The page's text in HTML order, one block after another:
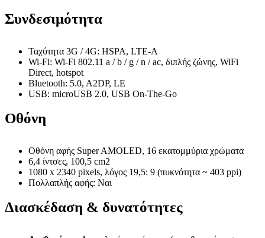
Συνδεσιμότητα
Ταχύτητα 3G / 4G: HSPA, LTE-A
Wi-Fi: Wi-Fi 802.11 a / b / g / n / ac, διπλής ζώνης, WiFi
Direct, hotspot
Bluetooth: 5.0, A2DP, LE
USB: microUSB 2.0, USB On-The-Go
Οθόνη
Οθόνη αφής Super AMOLED, 16 εκατομμύρια χρώματα
6,4 ίντσες, 100,5 cm2
1080 x 2340 pixels, λόγος 19,5: 9 (πυκνότητα ~ 403 ppi)
Πολλαπλής αφής: Ναι
Διασκέδαση & δυνατότητες